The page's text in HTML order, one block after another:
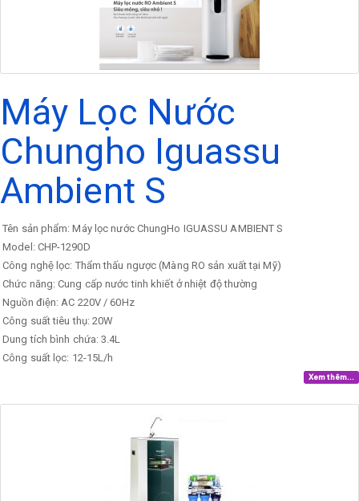
Máy Lọc Nước
Chungho Iguassu
Ambient S
Tên sản phẩm: Máy lọc nước ChungHo IGUASSU AMBIENT S
Model: CHP-1290D
Công nghệ lọc: Thẩm thấu ngược (Màng RO sản xuất tại Mỹ)
Chức năng: Cung cấp nước tinh khiết ở nhiệt độ thường
Nguồn điện: AC 220V / 60Hz
Công suất tiêu thụ: 20W
Dung tích bình chứa: 3.4L
Công suất lọc: 12-15L/h
Xem thêm...